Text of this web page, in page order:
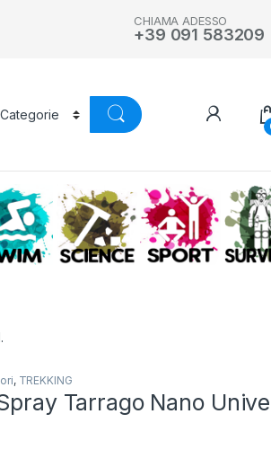
CHIAMA ADESSO
+39 091 583209
SWIM SCIENCE ALTRI
, TREKKING
Tarrago Nano